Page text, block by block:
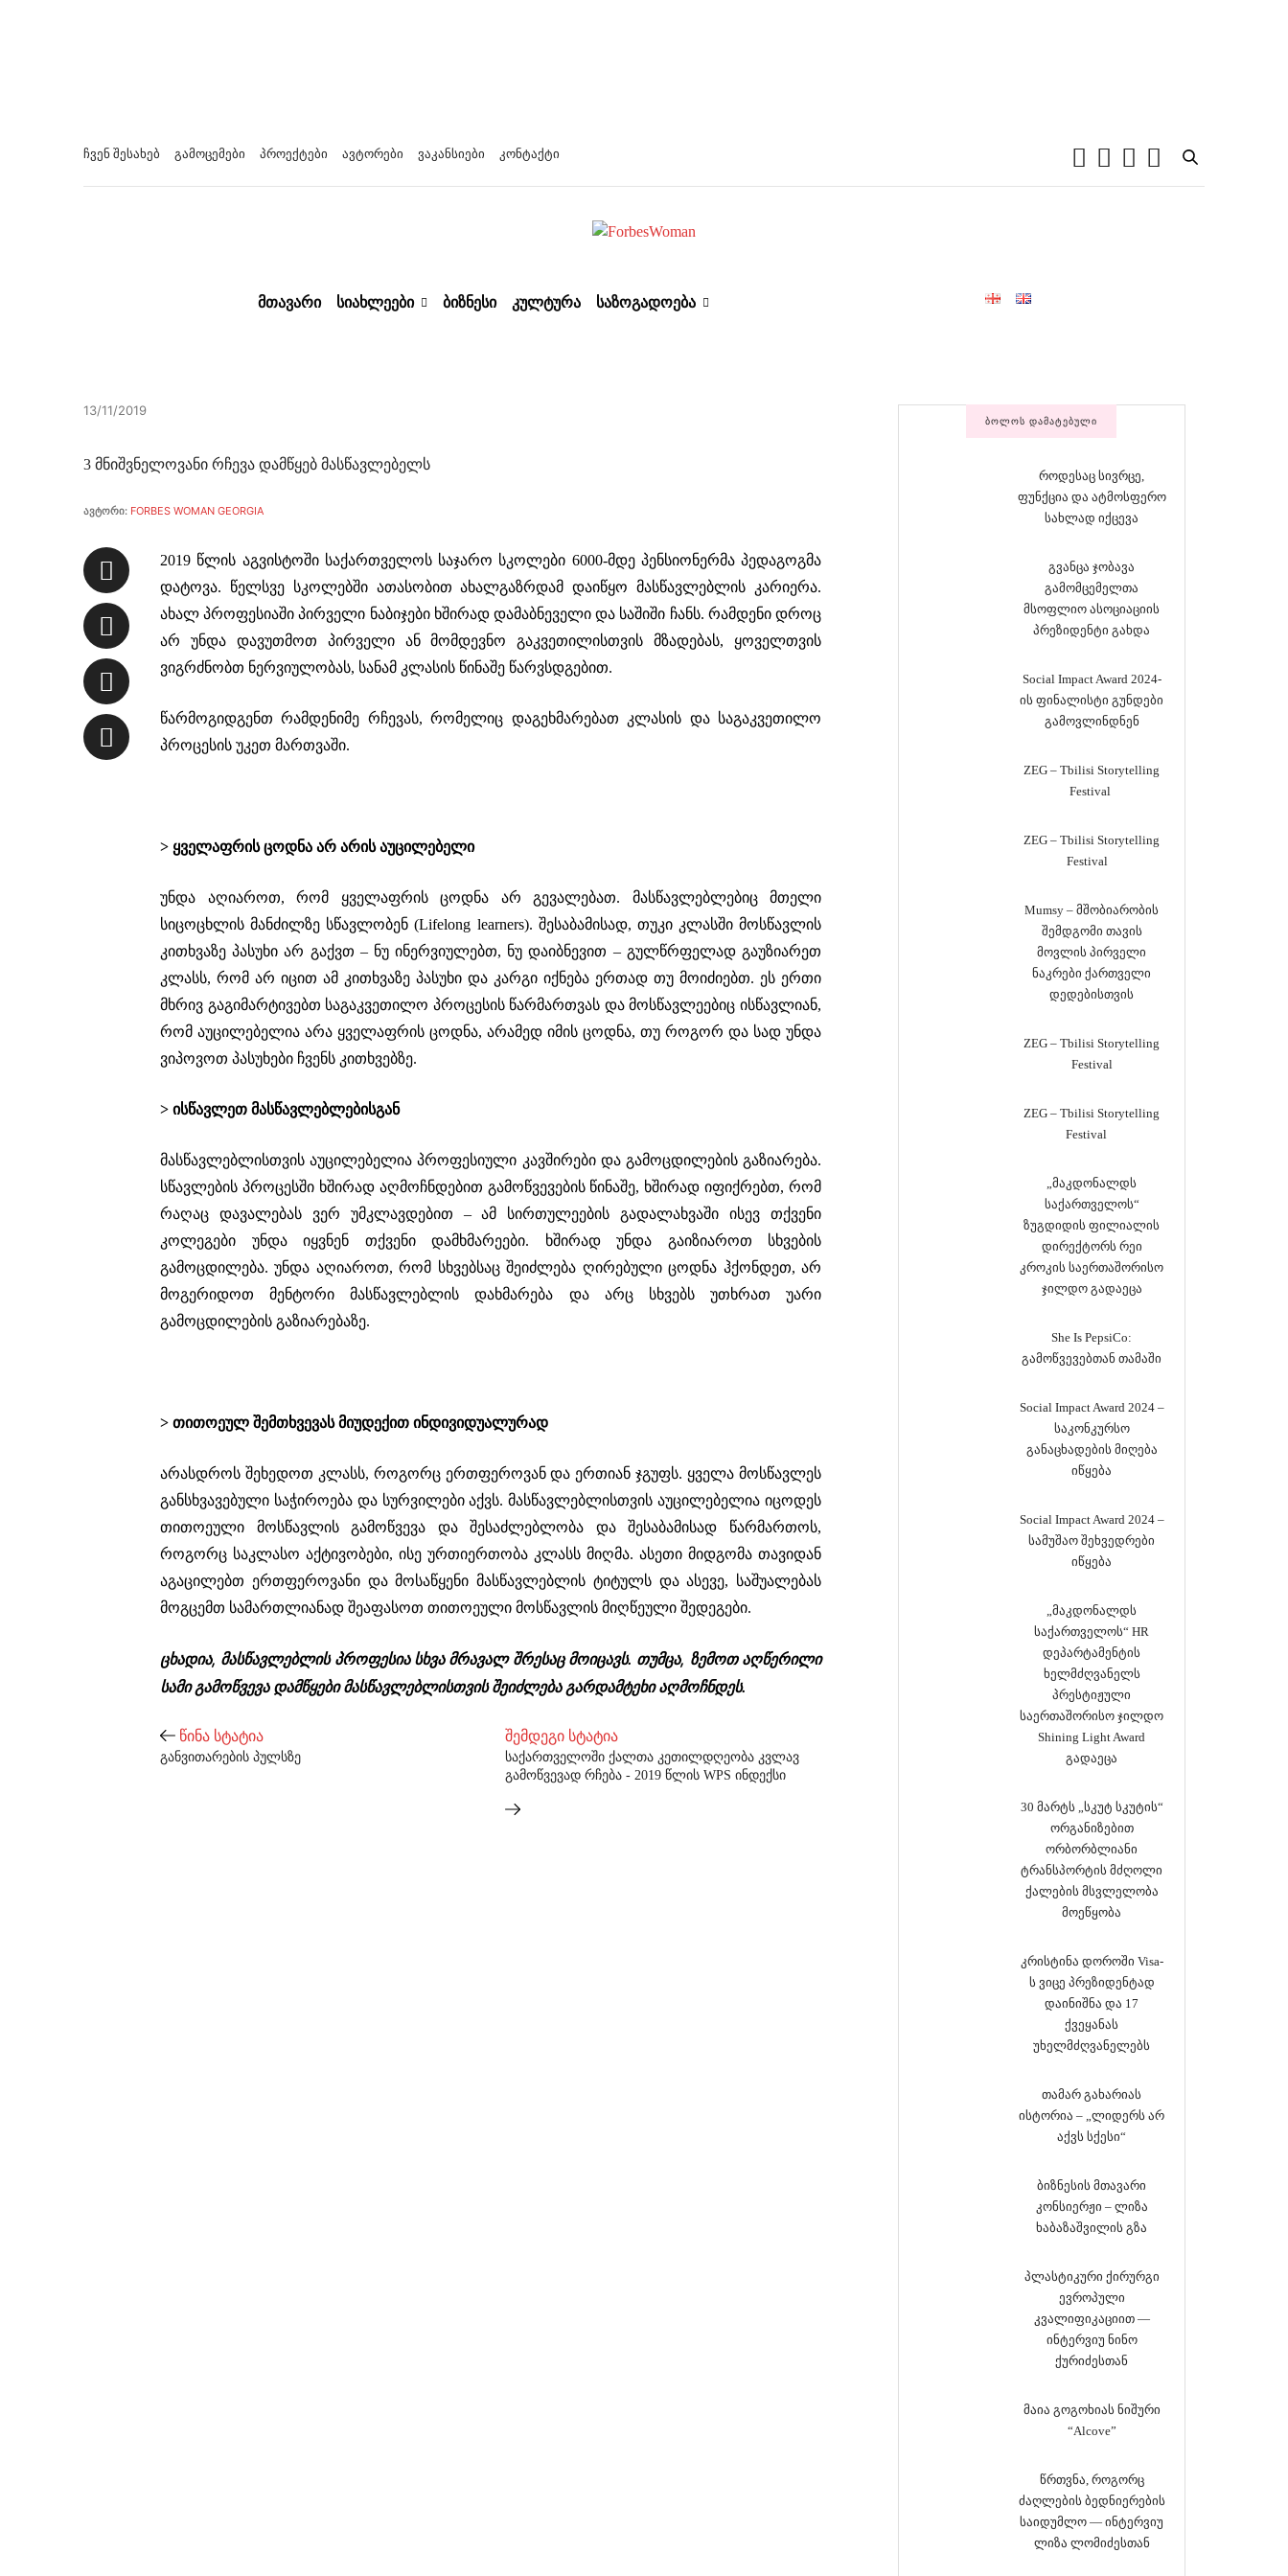
ჩვენ შესახებ გამოცემები პროექტები ავტორები ვაკანსიები კონტაქტი
ᲛᲗᲐᲕᲐᲠᲘ ᲡᲘᲐᲮᲚᲔᲔᲑᲘ ᲑᲘᲖᲜᲔᲡᲘ ᲙᲣᲚᲢᲣᲠᲐ ᲡᲐᲖᲝᲒᲐᲓᲝᲔᲑᲐ
13/11/2019
3 მნიშვნელოვანი რჩევა დამწყებ მასწავლებელს
ავტორი: FORBES WOMAN GEORGIA
2019 წლის აგვისტოში საქართველოს საჯარო სკოლები 6000-მდე პენსიონერმა პედაგოგმა
დატოვა. წელსვე სკოლებში ათასობით ახალგაზრდამ დაიწყო მასწავლებლის კარიერა.
ახალ პროფესიაში პირველი ნაბიჯები ხშირად დამაბნეველი და საშიში ჩანს. რამდენი დროც
არ უნდა დავუთმოთ პირველი ან მომდევნო გაკვეთილისთვის მზადებას, ყოველთვის
ვიგრძნობთ ნერვიულობას, სანამ კლასის წინაშე წარვსდგებით.
წარმოგიდგენთ რამდენიმე რჩევას, რომელიც დაგეხმარებათ კლასის და საგაკვეთილო
პროცესის უკეთ მართვაში.
> ყველაფრის ცოდნა არ არის აუცილებელი
უნდა აღიაროთ, რომ ყველაფრის ცოდნა არ გევალებათ. მასწავლებლებიც მთელი
სიცოცხლის მანძილზე სწავლობენ (Lifelong learners). შესაბამისად, თუკი კლასში მოსწავლის
კითხვაზე პასუხი არ გაქვთ – ნუ ინერვიულებთ, ნუ დაიბნევით – გულწრფელად გაუზიარეთ
კლასს, რომ არ იცით ამ კითხვაზე პასუხი და კარგი იქნება ერთად თუ მოიძიებთ. ეს ერთი
მხრივ გაგიმარტივებთ საგაკვეთილო პროცესის წარმართვას და მოსწავლეებიც ისწავლიან,
რომ აუცილებელია არა ყველაფრის ცოდნა, არამედ იმის ცოდნა, თუ როგორ და სად უნდა
ვიპოვოთ პასუხები ჩვენს კითხვებზე.
> ისწავლეთ მასწავლებლებისგან
მასწავლებლისთვის აუცილებელია პროფესიული კავშირები და გამოცდილების გაზიარება.
სწავლების პროცესში ხშირად აღმოჩნდებით გამოწვევების წინაშე, ხშირად იფიქრებთ, რომ
რაღაც დავალებას ვერ უმკლავდებით – ამ სირთულეების გადალახვაში ისევ თქვენი
კოლეგები უნდა იყვნენ თქვენი დამხმარეები. ხშირად უნდა გაიზიაროთ სხვების
გამოცდილება. უნდა აღიაროთ, რომ სხვებსაც შეიძლება ღირებული ცოდნა ჰქონდეთ, არ
მოგერიდოთ მენტორი მასწავლებლის დახმარება და არც სხვებს უთხრათ უარი
გამოცდილების გაზიარებაზე.
> თითოეულ შემთხვევას მიუდექით ინდივიდუალურად
არასდროს შეხედოთ კლასს, როგორც ერთფეროვან და ერთიან ჯგუფს. ყველა მოსწავლეს
განსხვავებული საჭიროება და სურვილები აქვს. მასწავლებლისთვის აუცილებელია იცოდეს
თითოეული მოსწავლის გამოწვევა და შესაძლებლობა და შესაბამისად წარმართოს,
როგორც საკლასო აქტივობები, ისე ურთიერთობა კლასს მიღმა. ასეთი მიდგომა თავიდან
აგაცილებთ ერთფეროვანი და მოსაწყენი მასწავლებლის ტიტულს და ასევე, საშუალებას
მოგცემთ სამართლიანად შეაფასოთ თითოეული მოსწავლის მიღწეული შედეგები.
ცხადია, მასწავლებლის პროფესია სხვა მრავალ შრესაც მოიცავს. თუმცა, ზემოთ აღწერილი
სამი გამოწვევა დამწყები მასწავლებლისთვის შეიძლება გარდამტეხი აღმოჩნდეს.
წინა სტატია
განვითარების პულსზე
შემდეგი სტატია
საქართველოში ქალთა კეთილდღეობა კვლავ
გამოწვევად რჩება - 2019 წლის WPS ინდექსი
ᲑᲝᲚᲝᲡ ᲓᲐᲛᲐᲢᲔᲑᲣᲚᲘ
როდესაც სივრცე,
ფუნქცია და ატმოსფერო
სახლად იქცევა
გვანცა ჯობავა
გამომცემელთა
მსოფლიო ასოციაციის
პრეზიდენტი გახდა
Social Impact Award 2024-
ის ფინალისტი გუნდები
გამოვლინდნენ
ZEG – Tbilisi Storytelling
Festival
ZEG – Tbilisi Storytelling
Festival
Mumsy – მშობიარობის
შემდგომი თავის
მოვლის პირველი
ნაკრები ქართველი
დედებისთვის
ZEG – Tbilisi Storytelling
Festival
ZEG – Tbilisi Storytelling
Festival
„მაკდონალდს
საქართველოს“
ზუგდიდის ფილიალის
დირექტორს რეი
კროკის საერთაშორისო
ჯილდო გადაეცა
She Is PepsiCo:
გამოწვევებთან თამაში
Social Impact Award 2024 –
საკონკურსო
განაცხადების მიღება
იწყება
Social Impact Award 2024 –
სამუშაო შეხვედრები
იწყება
„მაკდონალდს
საქართველოს“ HR
დეპარტამენტის
ხელმძღვანელს
პრესტიჟული
საერთაშორისო ჯილდო
Shining Light Award
გადაეცა
30 მარტს „სკუტ სკუტის“
ორგანიზებით
ორბორბლიანი
ტრანსპორტის მძღოლი
ქალების მსვლელობა
მოეწყობა
კრისტინა დოროში Visa-
ს ვიცე პრეზიდენტად
დაინიშნა და 17
ქვეყანას
უხელმძღვანელებს
თამარ გახარიას
ისტორია – „ლიდერს არ
აქვს სქესი“
ბიზნესის მთავარი
კონსიერჟი – ლიზა
ხაბაზაშვილის გზა
პლასტიკური ქირურგი
ევროპული
კვალიფიკაციით —
ინტერვიუ ნინო
ქურიძესთან
მაია გოგოხიას ნიშური
“Alcove”
წრთვნა, როგორც
ძაღლების ბედნიერების
საიდუმლო — ინტერვიუ
ლიზა ლომიძესთან